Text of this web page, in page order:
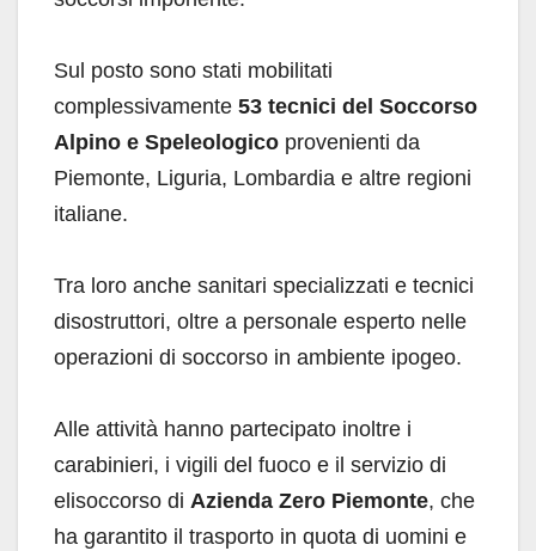
Sul posto sono stati mobilitati
complessivamente 53 tecnici del Soccorso
Alpino e Speleologico provenienti da
Piemonte, Liguria, Lombardia e altre regioni
italiane.
Tra loro anche sanitari specializzati e tecnici
disostruttori, oltre a personale esperto nelle
operazioni di soccorso in ambiente ipogeo.
Alle attività hanno partecipato inoltre i
carabinieri, i vigili del fuoco e il servizio di
elisoccorso di Azienda Zero Piemonte, che
ha garantito il trasporto in quota di uomini e